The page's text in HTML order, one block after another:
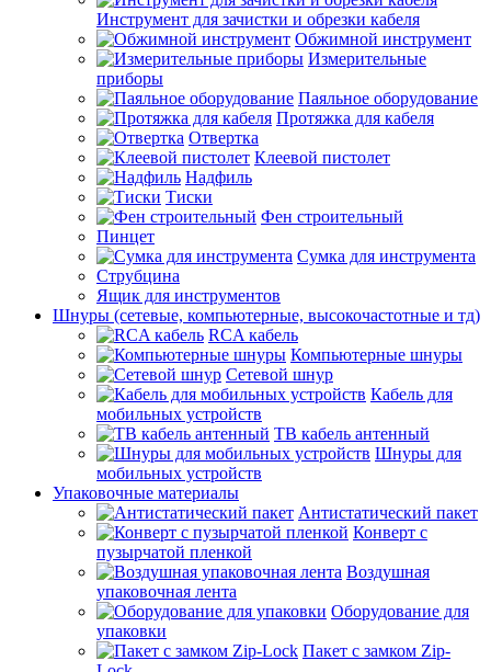
Инструмент для зачистки и обрезки кабеля
Обжимной инструмент
Измерительные
приборы
Паяльное оборудование
Протяжка для кабеля
Отвертка
Клеевой пистолет
Надфиль
Тиски
Фен строительный
Пинцет
Сумка для инструмента
Струбцина
Ящик для инструментов
Шнуры (сетевые, компьютерные, высокочастотные и тд)
RCA кабель
Компьютерные шнуры
Сетевой шнур
Кабель для
мобильных устройств
ТВ кабель антенный
Шнуры для
мобильных устройств
Упаковочные материалы
Антистатический пакет
Конверт с
пузырчатой пленкой
Воздушная
упаковочная лента
Оборудование для
упаковки
Пакет с замком Zip-